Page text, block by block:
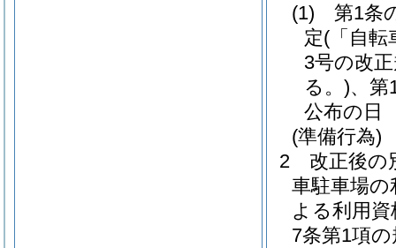
(1)
第1条
定(「自転
3号の改
る。)、
公布の日
(準備行為)
2
改正後の
車駐車場の
よる利用
7条第1項